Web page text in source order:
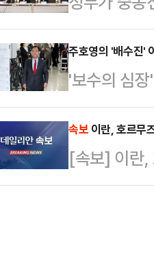
는 만큼 지
목소리가
이 일부 의
일대 부동산
회의를 개최
로 국회에
마련에 나섰
금융업권 합
지원방안을
미콘 혼화제
아스팔트 등
중동상황으
려움을 겪
주호영의 '배수진'
'보수의 심
두고 국민의
속 출마 여
까지 독자
후보 경선에
속보 이란, 호르무
[속보] 이란,